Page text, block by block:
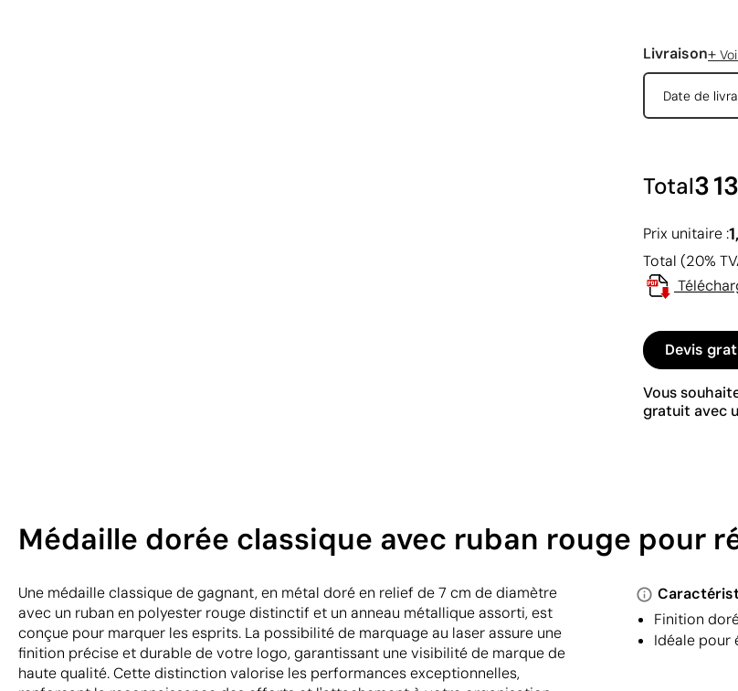
Livraison+
Date de
Total3
Prix unitaire :
Total (20%
Devis
Vous
gratuit avec
Médaille dorée classique avec ruban rouge pour
Une médaille classique de gagnant, en métal doré en relief de 7 cm de diamètre
avec un ruban en polyester rouge distinctif et un anneau métallique assorti, est
conçue pour marquer les esprits. La possibilité de marquage au laser assure une
finition précise et durable de votre logo, garantissant une visibilité de marque de
haute qualité. Cette distinction valorise les performances exceptionnelles,
Finition
Idéale pour